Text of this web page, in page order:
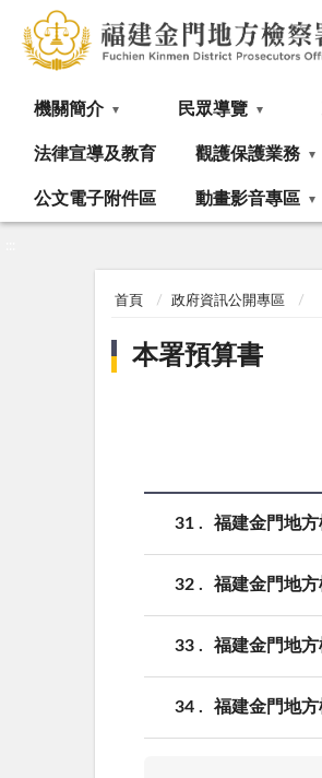
機關簡介 民眾導覽
法律宣導及教育 觀護保護業務
公文電子附件區 動畫影音專區
首頁 政府資訊公開專區
本署預算書
31 福建金門地
32 福建金門地
33 福建金門地
34 福建金門地